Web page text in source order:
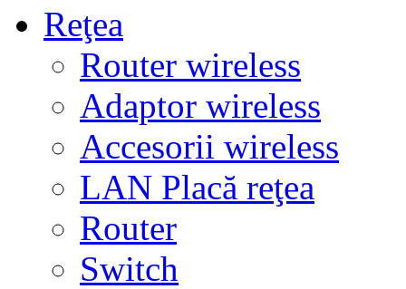
Reţea
Router wireless
Adaptor wireless
Accesorii wireless
LAN Placă reţea
Router
Switch